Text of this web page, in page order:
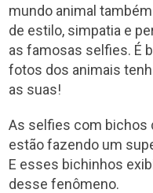
mundo animal
de estilo, simpatia e
as famosas selfies. É
fotos dos animais
as suas!
As selfies com bichos
estão fazendo um
E esses bichinhos
desse fenômeno.